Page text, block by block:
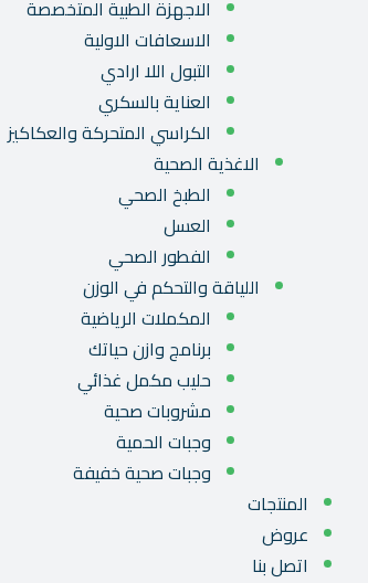
الاجهزة الطبية المتخصصة
الاسعافات الاولية
التبول اللا ارادي
العناية بالسكري
الكراسي المتحركة والعكاكيز
الاغذية الصحية
الطبخ الصحي
العسل
الفطور الصحي
اللياقة والتحكم في الوزن
المكملات الرياضية
برنامج وازن حياتك
حليب مكمل غذائي
مشروبات صحية
وجبات الحمية
وجبات صحية خفيفة
المنتجات
عروض
اتصل بنا